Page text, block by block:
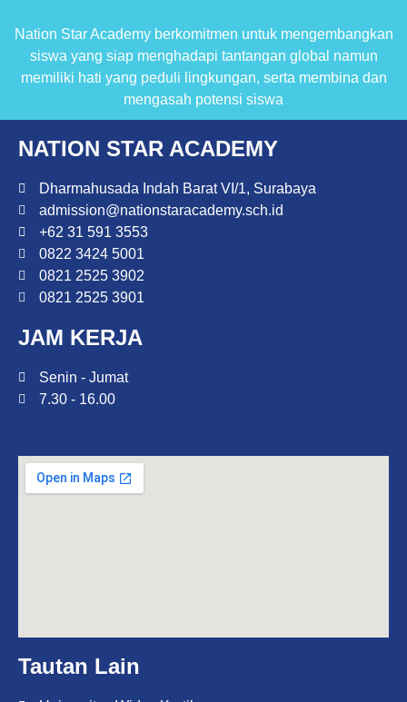
Nation Star Academy berkomitmen untuk mengembangkan
siswa yang siap menghadapi tantangan global namun
memiliki hati yang peduli lingkungan, serta membina dan
mengasah potensi siswa
NATION STAR ACADEMY
Dharmahusada Indah Barat VI/1, Surabaya
admission@nationstaracademy.sch.id
+62 31 591 3553
0822 3424 5001
0821 2525 3902
0821 2525 3901
JAM KERJA
Senin - Jumat
7.30 - 16.00
Tautan Lain